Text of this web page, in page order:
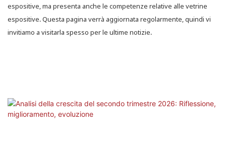
espositive, ma presenta anche le competenze relative alle vetrine
espositive. Questa pagina verrà aggiornata regolarmente, quindi vi
invitiamo a visitarla spesso per le ultime notizie.